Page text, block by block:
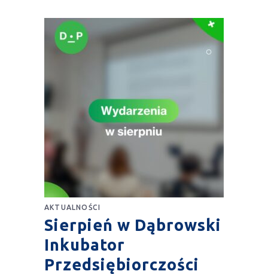
AKTUALNOŚCI
Sierpień w Dąbrowski
Inkubator
Przedsiębiorczości